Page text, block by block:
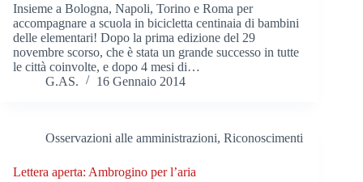
Insieme a Bologna, Napoli, Torino e Roma per
accompagnare a scuola in bicicletta centinaia di bambini
delle elementari! Dopo la prima edizione del 29
novembre scorso, che è stata un grande successo in tutte
le città coinvolte, e dopo 4 mesi di…
G.AS.
16 Gennaio 2014
Osservazioni alle amministrazioni, Riconoscimenti
Lettera aperta: Ambrogino per l’aria